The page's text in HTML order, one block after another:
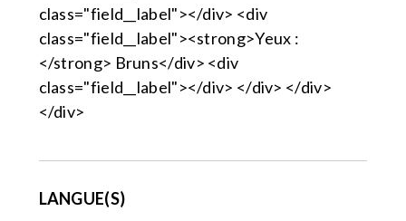
class="field__label"></div> <div
class="field__label"><strong>Yeux :
</strong> Bruns</div> <div
class="field__label"></div> </div> </div>
</div>
LANGUE(S)